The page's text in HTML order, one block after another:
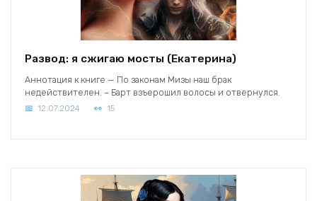
Развод: я сжигаю мосты (Екатерина)
Аннотация к книге — По законам Мизы наш брак
недействителен. – Барт взъерошил волосы и отвернулся.
12.07.2024 15